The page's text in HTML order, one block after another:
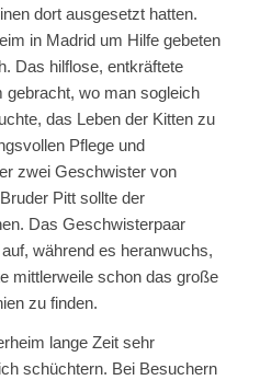
dort ausgesetzt hatten.
in Madrid um Hilfe gebeten
Das hilflose, entkräftete
gebracht, wo man sogleich
das Leben der Kitten zu
Pflege und
zwei Geschwister von
Pitt sollte der
Das Geschwisterpaar
während es heranwuchs,
mittlerweile schon das große
zu finden.
lange Zeit sehr
schüchtern. Bei Besuchern